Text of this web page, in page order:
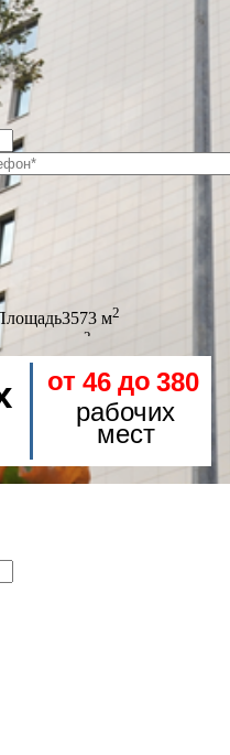
3573 м2
000 руб./м 2
от 46 до 380
рабочих
мест